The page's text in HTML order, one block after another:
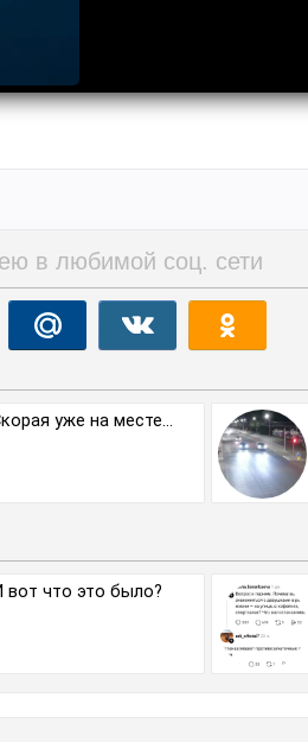
в любимой соц. сети
уже на месте…
вот что это было?